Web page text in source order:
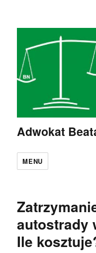
Adwokat
MENU
autostrady
Ile